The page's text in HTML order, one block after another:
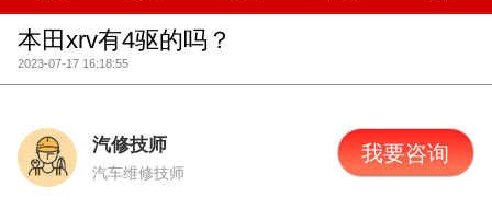
本田xrv有4驱的吗？
2023-07-17 16:18:55
汽修技师
汽车维修技师
我要咨询